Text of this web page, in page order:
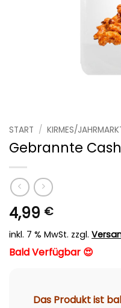
START / KIRMES/
Gebrannte
4,99 €
inkl. 7 % MwSt. zzgl.
Bald Verfügbar 😍
Das Produkt ist